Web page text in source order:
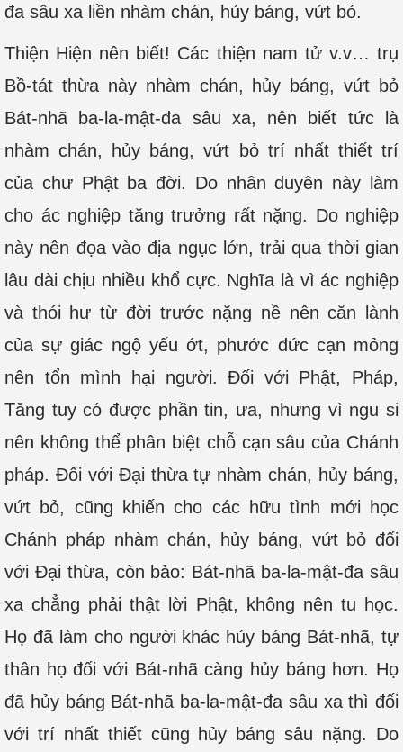
đa sâu xa liền nhàm chán, hủy báng, vứt bỏ.
Thiện Hiện nên biết! Các thiện nam tử v.v… trụ
Bồ-tát thừa này nhàm chán, hủy báng, vứt bỏ
Bát-nhã ba-la-mật-đa sâu xa, nên biết tức là
nhàm chán, hủy báng, vứt bỏ trí nhất thiết trí
của chư Phật ba đời. Do nhân duyên này làm
cho ác nghiệp tăng trưởng rất nặng. Do nghiệp
này nên đọa vào địa ngục lớn, trải qua thời gian
lâu dài chịu nhiều khổ cực. Nghĩa là vì ác nghiệp
và thói hư từ đời trước nặng nề nên căn lành
của sự giác ngộ yếu ớt, phước đức cạn mỏng
nên tổn mình hại người. Đối với Phật, Pháp,
Tăng tuy có được phần tin, ưa, nhưng vì ngu si
nên không thể phân biệt chỗ cạn sâu của Chánh
pháp. Đối với Đại thừa tự nhàm chán, hủy báng,
vứt bỏ, cũng khiến cho các hữu tình mới học
Chánh pháp nhàm chán, hủy báng, vứt bỏ đối
với Đại thừa, còn bảo: Bát-nhã ba-la-mật-đa sâu
xa chẳng phải thật lời Phật, không nên tu học.
Họ đã làm cho người khác hủy báng Bát-nhã, tự
thân họ đối với Bát-nhã càng hủy báng hơn. Họ
đã hủy báng Bát-nhã ba-la-mật-đa sâu xa thì đối
với trí nhất thiết cũng hủy báng sâu nặng. Do